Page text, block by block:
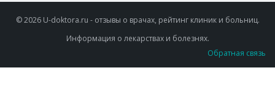
© 2026 U-doktora.ru - отзывы о врачах, рейтинг клиник и больниц.
Информация о лекарствах и болезнях.
Обратная связь